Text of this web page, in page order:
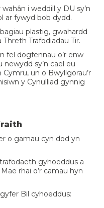
i weddill y DU sy’n
ar fywyd bob dydd.
plastig, gwahardd
Trafodiadau Tir.
fel dogfennau o’r enw
newydd sy’n cael eu
un o Bwyllgorau’r
y Cynulliad gynnig
o gamau cyn dod yn
gyhoeddus a
rhai o’r camau hyn
Bil cyhoeddus: